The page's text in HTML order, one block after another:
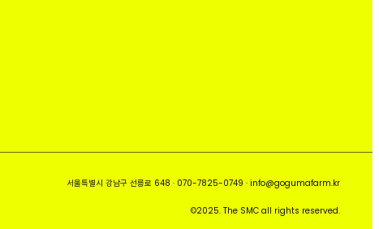
서울특별시 강남구 선릉로 648 · 070-7825-0749 · info@gogumafarm.kr
©2025. The SMC all rights reserved.